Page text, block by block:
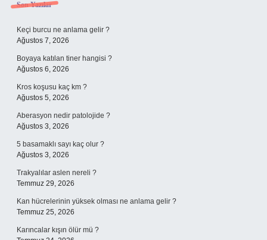
Sidebar
Son Yazılar
Keçi burcu ne anlama gelir ?
Ağustos 7, 2026
Boyaya katılan tiner hangisi ?
Ağustos 6, 2026
Kros koşusu kaç km ?
Ağustos 5, 2026
Aberasyon nedir patolojide ?
Ağustos 3, 2026
5 basamaklı sayı kaç olur ?
Ağustos 3, 2026
Trakyalılar aslen nereli ?
Temmuz 29, 2026
Kan hücrelerinin yüksek olması ne anlama gelir ?
Temmuz 25, 2026
Karıncalar kışın ölür mü ?